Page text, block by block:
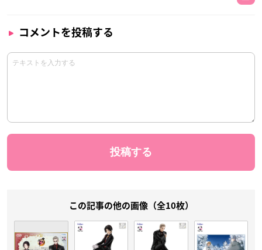
コメントを投稿する
この記事の他の画像（全10枚）